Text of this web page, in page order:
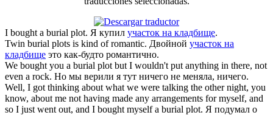
I bought a burial plot. Я купил участок на кладбище.
Twin burial plots is kind of romantic. Двойной участок на
кладбище это как-будто романтично.
We bought you a burial plotbut I wouldn't put anything in there, not
even a rock. Но мы верили я тут ничего не меняла, ничего.
Well, I got thinking about what we were talking the other night, you
know, about me not having made any arrangements for myself, and
so I just went out, and I bought myself a burial plot. Я подумал о